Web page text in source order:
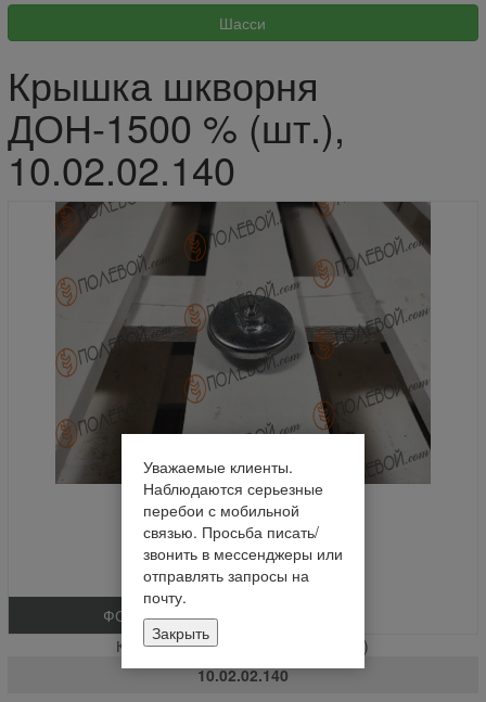
Крышка шкворня
ДОН-1500 % (шт.),
10.02.02.140
ФОТО
Крышка шкворня ДОН-1500 % (шт.)
10.02.02.140
Уважаемые клиенты.
Наблюдаются серьезные
перебои с мобильной
связью. Просьба писать/
звонить в мессенджеры или
отправлять запросы на
почту.
Закрыть